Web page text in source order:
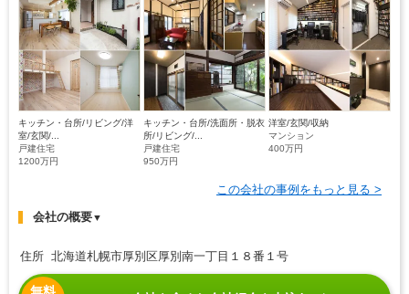
キッチン・台所/リビング/洋
室/玄関/...
戸建住宅
1200万円
キッチン・台所/洗面所・脱衣
所/リビング/...
戸建住宅
950万円
洋室/玄関/収納
マンション
400万円
この会社の事例をもっと見る >
会社の概要▼
住所 北海道札幌市厚別区厚別南一丁目１８番１号